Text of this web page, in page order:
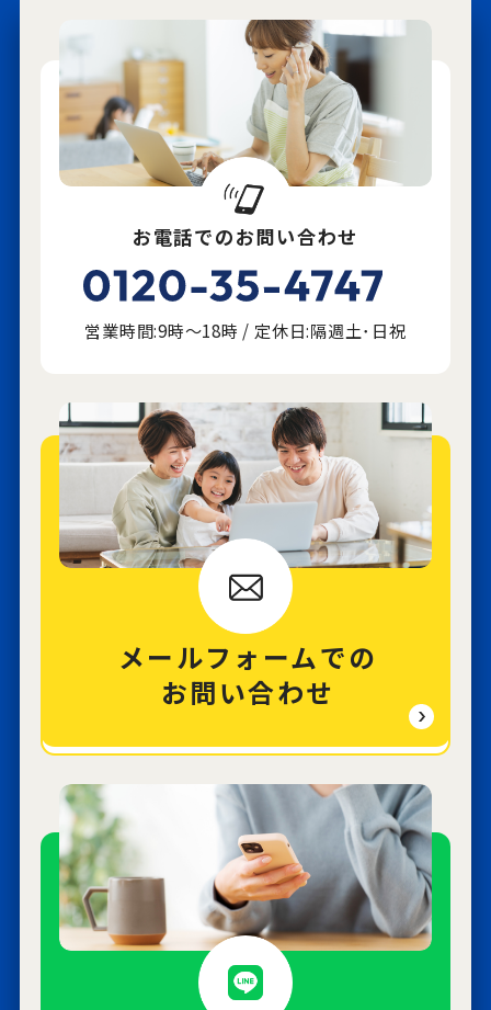
お電話でのお問い合わせ
営業時間:9時～18時 / 定休日:隔週土･日祝
メールフォームでの
お問い合わせ